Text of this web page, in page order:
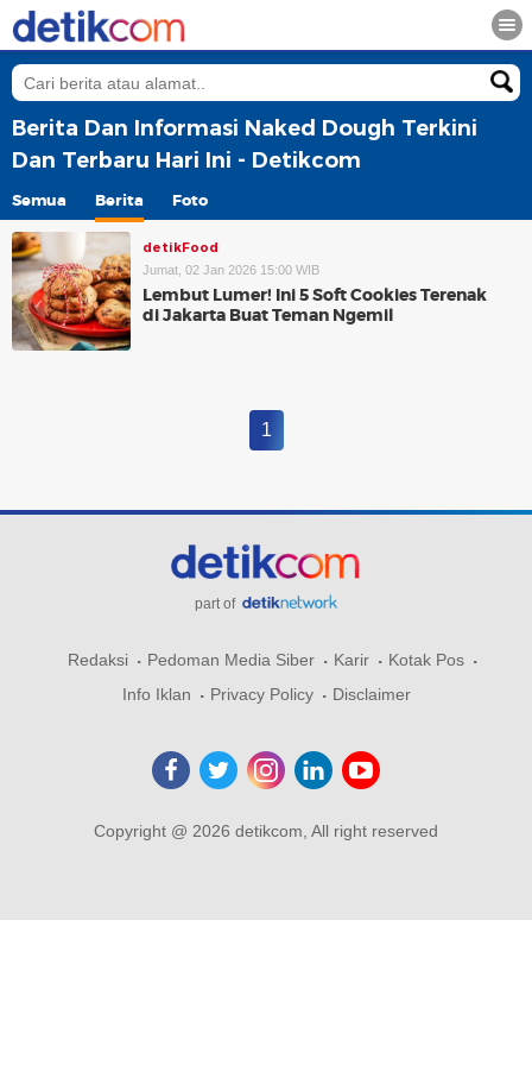
Berita Dan Informasi Naked Dough Terkini
Dan Terbaru Hari Ini - Detikcom
Semua Berita Foto
detikFood
Jumat, 02 Jan 2026 15:00 WIB
Lembut Lumer! Ini 5 Soft Cookies Terenak
di Jakarta Buat Teman Ngemil
1
part of
Redaksi Pedoman Media Siber Karir
Kotak Pos
Info Iklan
Privacy Policy Disclaimer
Copyright @ 2026 detikcom, All right reserved